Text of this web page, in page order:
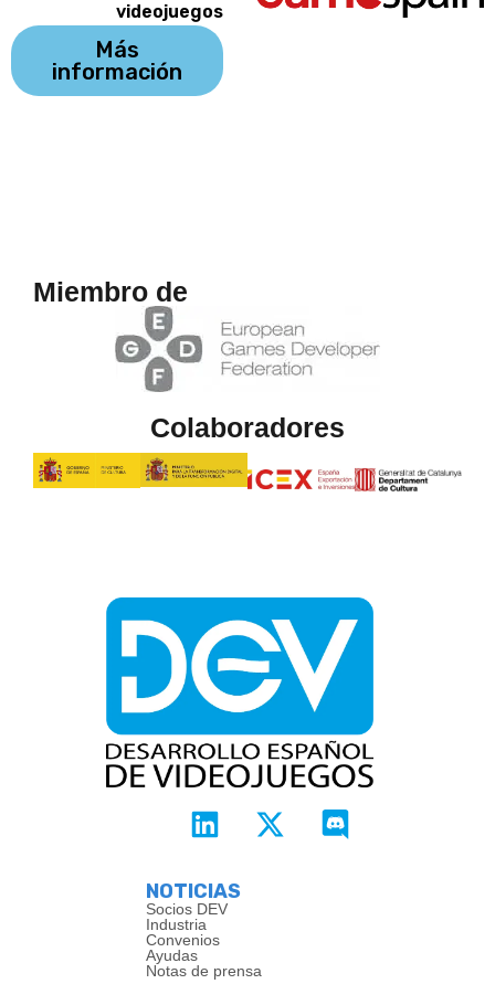
videojuegos
Más
información
Miembro de
Colaboradores
NOTICIAS
Socios DEV
Industria
Convenios
Ayudas
Notas de prensa